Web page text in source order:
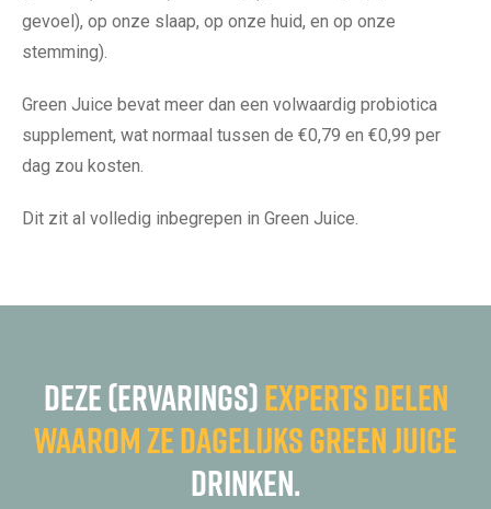
gevoel), op onze slaap, op onze huid, en op onze
stemming).
Green Juice bevat meer dan een volwaardig probiotica
supplement, wat normaal tussen de €0,79 en €0,99 per
dag zou kosten.
Dit zit al volledig inbegrepen in Green Juice.
Deze (ervarings)experts delen
waarom ze dagelijks Green Juice
drinken.